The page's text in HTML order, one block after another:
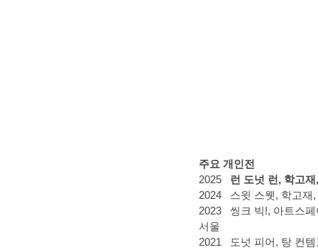
주요 개인전
2025
런 도넛 런, 학고
2024
스윗 스웻, 학고재
2023
씽크 빅!, 아트스
서울
2021
도넛 피어, 탕 컨